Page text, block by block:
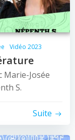
Vidéo 2023
Marie-Josée
S.
Suite